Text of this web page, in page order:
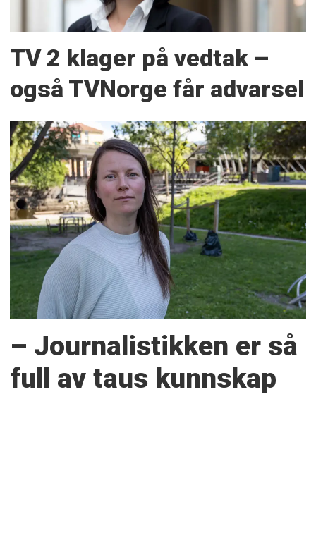
TV 2 klager på vedtak –
også TVNorge får advarsel
– Journalistikken er så
full av taus kunnskap